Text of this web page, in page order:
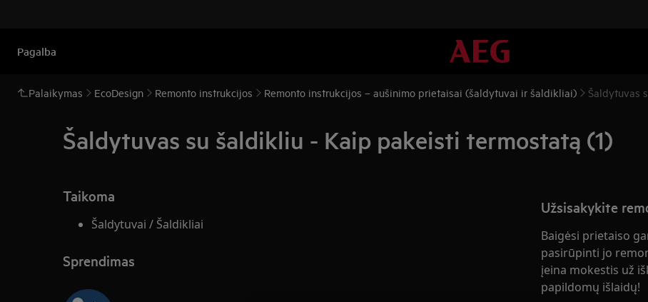
Pagalba
Palaikymas EcoDesign Remonto instrukcijos Remonto instrukcijos – aušinimo prietaisai (šaldytuvai ir šaldikliai) Šaldytuvas
Šaldytuvas su šaldikliu - Kaip pakeisti termostatą (1)
Taikoma
Šaldytuvai / Šaldikliai
Sprendimas
Užsisakykite
Baigėsi prietaiso
pasirūpinti jo
įeina mokestis už
papildomų išlaidų!